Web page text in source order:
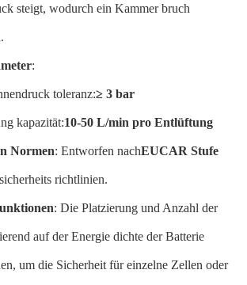
steigt, wodurch ein Kammer bruch
:
toleranz:≥ 3 bar
kapazität:10-50 L/min pro Entlüftung
Normen: Entworfen nachEUCAR Stufe
richtlinien.
: Die Platzierung und Anzahl der
auf der Energie dichte der Batterie
um die Sicherheit für einzelne Zellen oder